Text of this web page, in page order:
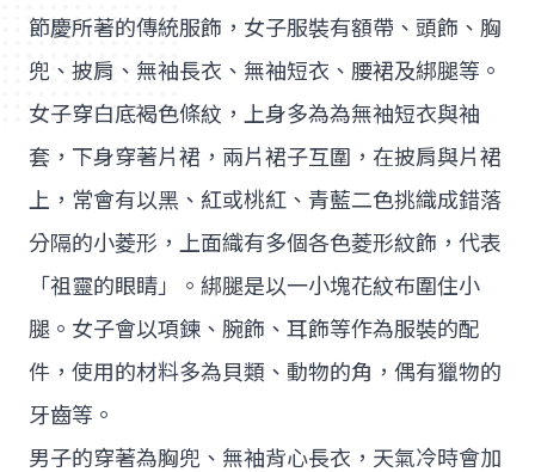
節慶所著的傳統服飾，女子服裝有額帶、頭飾、胸
兜、披肩、無袖長衣、無袖短衣、腰裙及綁腿等。
女子穿白底褐色條紋，上身多為為無袖短衣與袖
套，下身穿著片裙，兩片裙子互圍，在披肩與片裙
上，常會有以黑、紅或桃紅、青藍二色挑織成錯落
分隔的小菱形，上面織有多個各色菱形紋飾，代表
「祖靈的眼睛」。綁腿是以一小塊花紋布圍住小
腿。女子會以項鍊、腕飾、耳飾等作為服裝的配
件，使用的材料多為貝類、動物的角，偶有獵物的
牙齒等。
男子的穿著為胸兜、無袖背心長衣，天氣冷時會加